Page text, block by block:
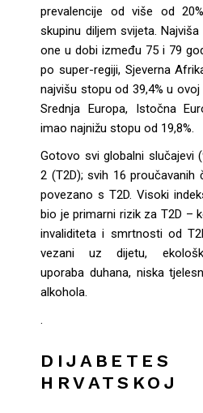
prevalencije od više od
skupinu diljem svijeta.
one u dobi između 75 i 79
po super-regiji, Sjeverna
najvišu stopu od 39,4% u
Srednja Europa, Istočna
imao najnižu stopu od 19,8%.
Gotovo svi globalni slučajevi
2 (T2D); svih 16 proučavanih
povezano s T2D. Visoki
bio je primarni rizik za T2D –
invaliditeta i smrtnosti od
vezani uz dijetu,
uporaba duhana, niska
alkohola.
.
HRVATSKOJ